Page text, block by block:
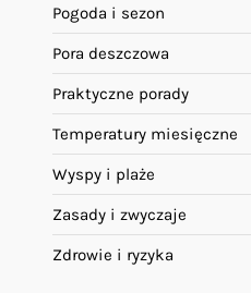
Pogoda i sezon
Pora deszczowa
Praktyczne porady
Temperatury miesięczne
Wyspy i plaże
Zasady i zwyczaje
Zdrowie i ryzyka